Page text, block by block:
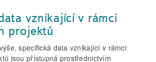
vznikající v rámci
projektů
specifická data vznikající v rámci
jsou přístupná prostřednictvím